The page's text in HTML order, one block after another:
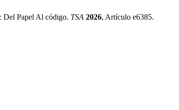
Papel Al código. TSA 2026, Artículo e6385.